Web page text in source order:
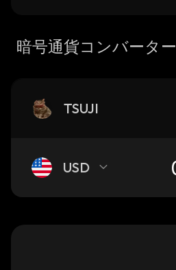
暗号通貨コンバーター
TSUJI
USD